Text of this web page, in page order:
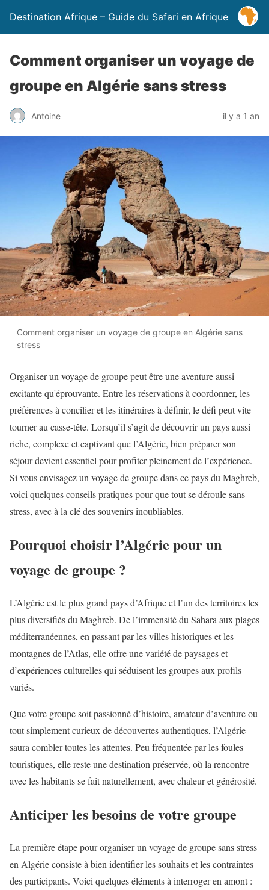
Destination Afrique – Guide du Safari en Afrique
Comment organiser un voyage de
groupe en Algérie sans stress
Antoine il y a 1 an
Comment organiser un voyage de groupe en Algérie sans
stress
Organiser un voyage de groupe peut être une aventure aussi
excitante qu'éprouvante. Entre les réservations à coordonner, les
préférences à concilier et les itinéraires à définir, le défi peut vite
tourner au casse-tête. Lorsqu’il s’agit de découvrir un pays aussi
riche, complexe et captivant que l’Algérie, bien préparer son
séjour devient essentiel pour profiter pleinement de l’expérience.
Si vous envisagez un voyage de groupe dans ce pays du Maghreb,
voici quelques conseils pratiques pour que tout se déroule sans
stress, avec à la clé des souvenirs inoubliables.
Pourquoi choisir l’Algérie pour un
voyage de groupe ?
L’Algérie est le plus grand pays d’Afrique et l’un des territoires les
plus diversifiés du Maghreb. De l’immensité du Sahara aux plages
méditerranéennes, en passant par les villes historiques et les
montagnes de l’Atlas, elle offre une variété de paysages et
d’expériences culturelles qui séduisent les groupes aux profils
variés.
Que votre groupe soit passionné d’histoire, amateur d’aventure ou
tout simplement curieux de découvertes authentiques, l’Algérie
saura combler toutes les attentes. Peu fréquentée par les foules
touristiques, elle reste une destination préservée, où la rencontre
avec les habitants se fait naturellement, avec chaleur et générosité.
Anticiper les besoins de votre groupe
La première étape pour organiser un voyage de groupe sans stress
en Algérie consiste à bien identifier les souhaits et les contraintes
des participants. Voici quelques éléments à interroger en amont :